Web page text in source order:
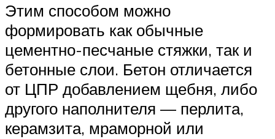
Этим способом можно
формировать как обычные
цементно-песчаные стяжки, так и
бетонные слои. Бетон отличается
от ЦПР добавлением щебня, либо
другого наполнителя — перлита,
керамзита, мраморной или